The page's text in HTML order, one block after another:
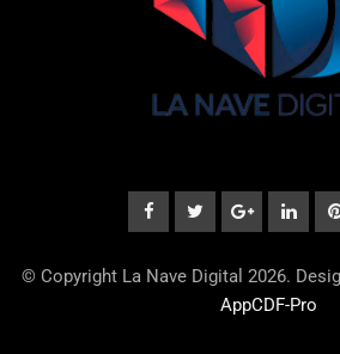
© Copyright La Nave Digital 2026.
AppCDF-Pro